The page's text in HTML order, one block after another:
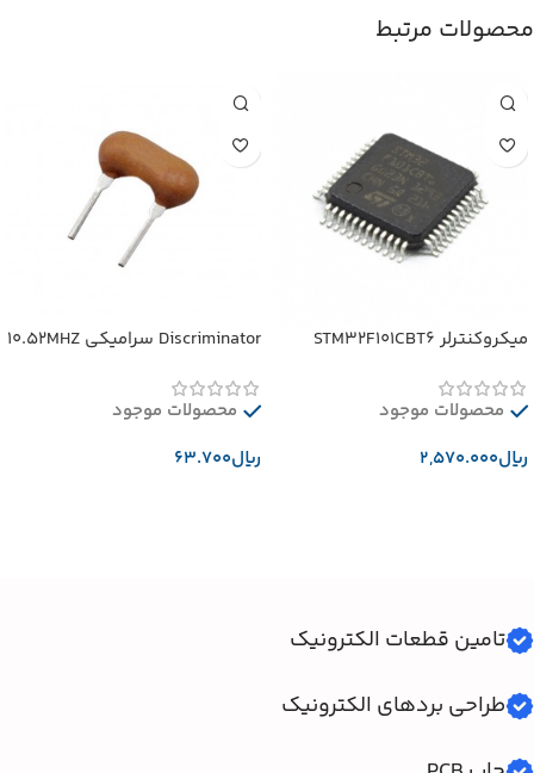
محصولات مرتبط
میکروکنترلر STM32F101CBT6
محصولات موجود
﷼
Discriminator سرامیکی 10.52MHZ
محصولات موجود
﷼
تامین قطعات الکترونیک
طراحی بردهای الکترونیک